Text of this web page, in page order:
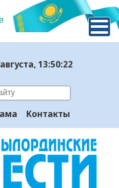
, 13:50:23
Контакты